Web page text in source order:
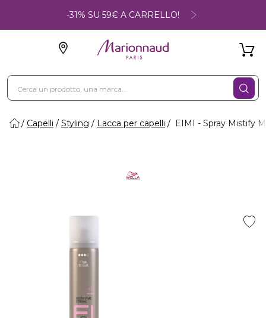
-31% SU 59€ A CARRELLO!
Capelli Styling Lacca per capelli EIMI - Spray Mistify